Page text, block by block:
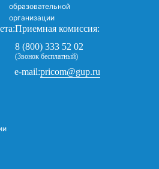
образовательной
организации
Приемная комиссия:
8 (800) 333 52 02
(Звонок бесплатный)
e-mail:pricom@gup.ru